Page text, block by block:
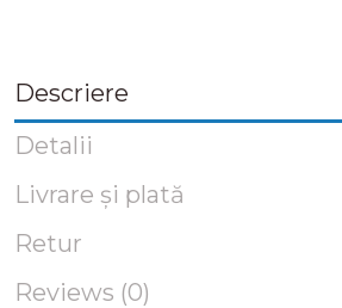
Descriere
Detalii
Livrare și plată
Retur
Reviews (0)